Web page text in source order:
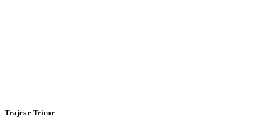
Trajes e Tricor